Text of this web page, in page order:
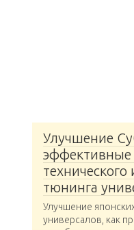
Улучшение
эффективные
тюнинга
Улучшение
универсалов, как